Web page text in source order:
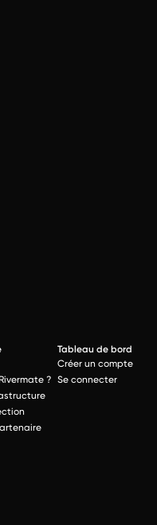
?
Tableau de bord
Créer un compte
Se connecter